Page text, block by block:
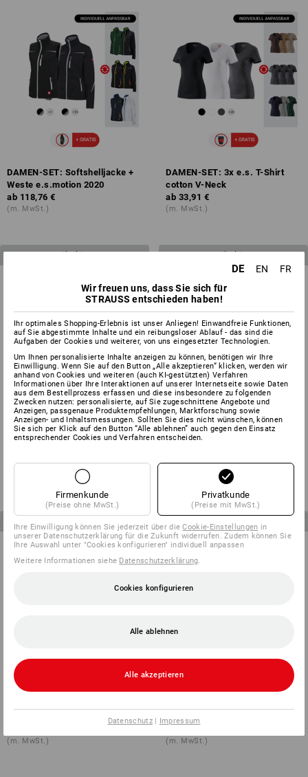
DAMEN-SET: Softshelljacke +
Weste e.s.motion 2020
ab 118,76 €
(m. MwSt.)
DAMEN-SET: 3x e.s. T-Shirt
cotton V-Neck
ab 33,91 €
(m. MwSt.)
4 Artikel im Set
HERREN-SET: Bundhose +
ab 130,66 €
3 Artikel im Set
KINDER-SET: Bundhose + Short
ab 75,92 €
Artikel im Set
(m. MwSt.)
Artikel im Set
e.s.motion
(m. MwSt.)
DE EN
FR
Wir freuen uns, dass Sie sich für
STRAUSS entschieden haben!
Ihr optimales Shopping-Erlebnis ist unser Anliegen! Einwandfreie Funktionen,
auf Sie abgestimmte Inhalte und ein reibungsloser Ablauf - das sind die
Aufgaben der Cookies und weiterer, von uns eingesetzter Technologien.
Um Ihnen personalisierte Inhalte anzeigen zu können, benötigen wir Ihre
Einwilligung. Wenn Sie auf den Button „Alle akzeptieren“ klicken, werden wir
anhand von Cookies und weiteren (auch KI-gestützten) Verfahren
Informationen über Ihre Interaktionen auf unserer Internetseite sowie Daten
aus dem Bestellprozess erfassen und diese insbesondere zu folgenden
Zwecken nutzen: personalisierte, auf Sie zugeschnittene Angebote und
Anzeigen, passgenaue Produktempfehlungen, Marktforschung sowie
Anzeigen- und Inhaltsmessungen. Sollten Sie dies nicht wünschen, können
Sie sich per Klick auf den Button “Alle ablehnen” auch gegen den Einsatz
entsprechender Cookies und Verfahren entscheiden.
Firmenkunde
(Preise ohne MwSt.)
Privatkunde
(Preise mit MwSt.)
Ihre Einwilligung können Sie jederzeit über dieCookie-Einstellungen in
unserer Datenschutzerklärung für die Zukunft widerrufen. Zudem können Sie
Ihre Auswahl unter "Cookies konfigurieren" individuell anpassen
Weitere Informationen siehe Datenschutzerklärung
Cookies konfigurieren
Alle ablehnen
Alle akzeptieren
Datenschutz| Impressum